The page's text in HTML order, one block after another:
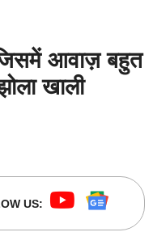
आवाज़ बहुत
खाली
US: